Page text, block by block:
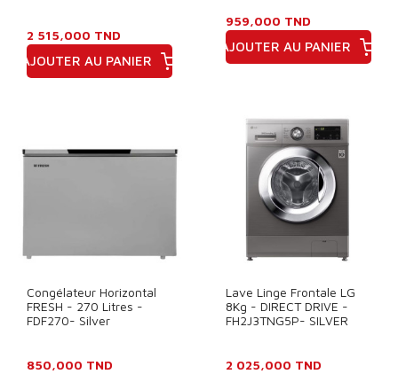
2 515,000 TND
AJOUTER AU PANIER
959,000 TND
AJOUTER AU PANIER
Congélateur Horizontal
FRESH - 270 Litres -
FDF270- Silver
850,000 TND
Lave Linge Frontale LG
8Kg - DIRECT DRIVE -
FH2J3TNG5P- SILVER
2 025,000 TND